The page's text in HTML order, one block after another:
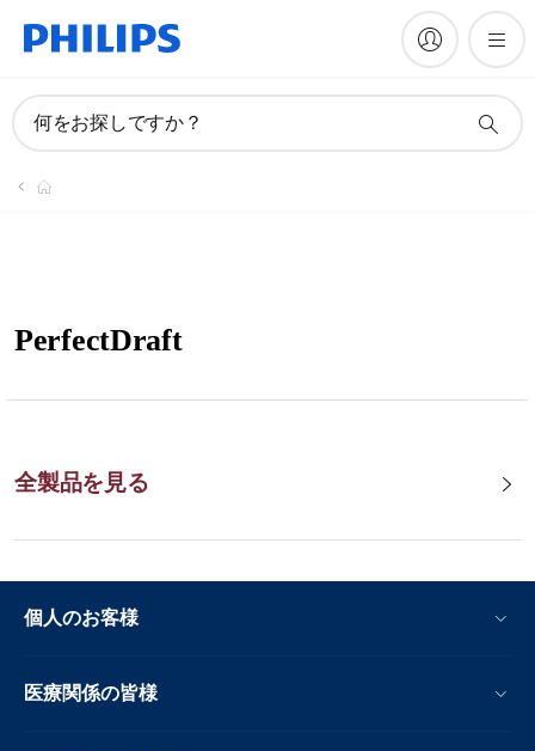
何をお探しですか？
PerfectDraft
全製品を見る
個人のお客様
医療関係の皆様